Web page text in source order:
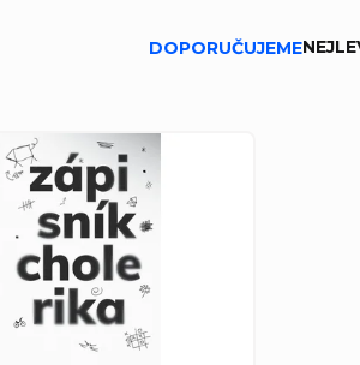
produktů
DOPORUČUJEME
produktů